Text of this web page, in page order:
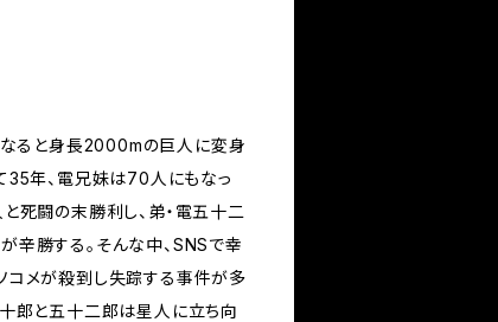
なると身長2000mの巨人に変身
35年、電兄妹は70人にもなっ
死闘の末勝利し、弟・電五十二
辛勝する。そんな中、SNSで幸
コメが殺到し失踪する事件が多
十郎と五十二郎は星人に立ち向